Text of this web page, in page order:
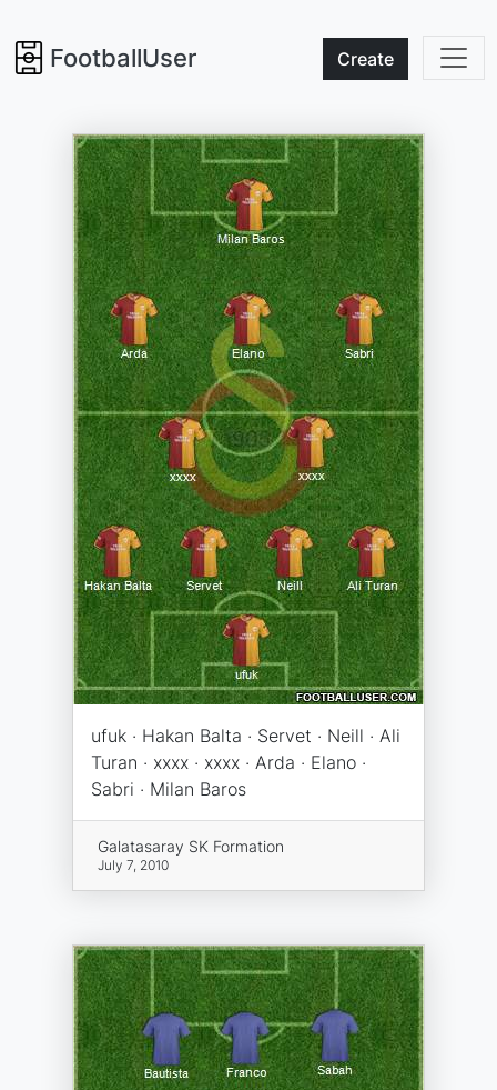
FootballUser Create
ufuk · Hakan Balta · Servet · Neill · Ali
Turan · xxxx · xxxx · Arda · Elano ·
Sabri · Milan Baros
Galatasaray SK Formation
July 7, 2010